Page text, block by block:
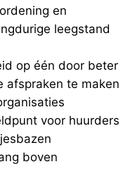
en
leegstand
op één door beter
afspraken te maken
voor huurders
boven